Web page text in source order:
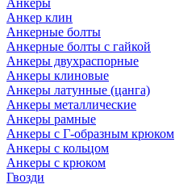
Анкеры
Анкер клин
Анкерные болты
Анкерные болты с гайкой
Анкеры двухраспорные
Анкеры клиновые
Анкеры латунные (цанга)
Анкеры металлические
Анкеры рамные
Анкеры с Г-образным крюком
Анкеры с кольцом
Анкеры с крюком
Гвозди